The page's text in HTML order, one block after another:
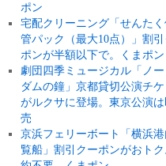
ポン
宅配クリーニング「せんた
管パック（最大10点）」割
ポンが半額以下で。くまポン
劇団四季ミュージカル「ノ
ダムの鐘」京都貸切公演チケ
がルクサに登場。東京公演
売
京浜フェリーボート「横浜
覧船」割引クーポンがおト